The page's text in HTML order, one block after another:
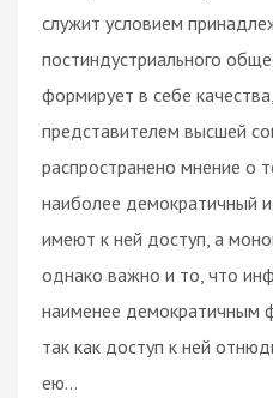
служит условием
постиндустриального
формирует в себе
представителем высшей
распространено мнение о
наиболее демократичный
имеют к ней доступ, а
однако важно и то, что
наименее демократичным
так как доступ к ней
ею…